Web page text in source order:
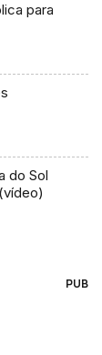
para
do Sol
PUB